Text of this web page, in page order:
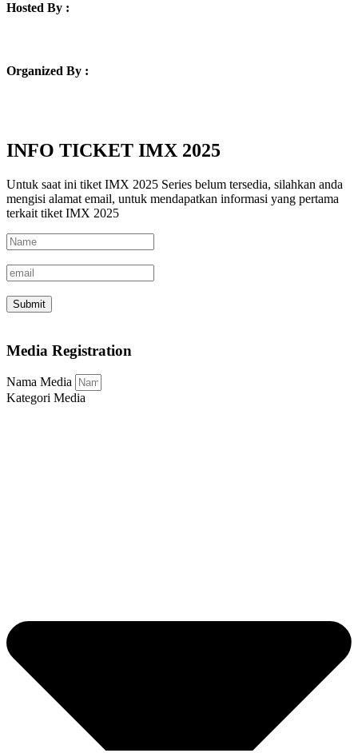
Hosted By :
Organized By :
INFO TICKET IMX 2025
Untuk saat ini tiket IMX 2025 Series belum tersedia, silahkan anda
mengisi alamat email, untuk mendapatkan informasi yang pertama
terkait tiket IMX 2025
Submit
Media Registration
Nama Media
Kategori Media